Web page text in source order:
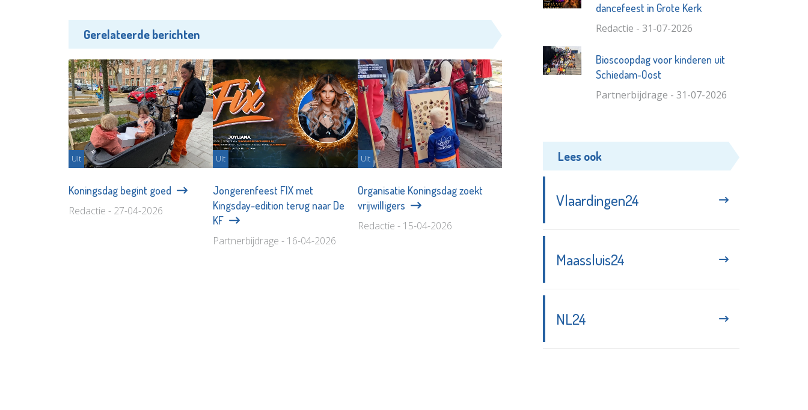
Gerelateerde berichten
Uit
Koningsdag begint goed
Redactie - 27-04-2026
Uit
Jongerenfeest FIX met
Kingsday-edition terug naar De
KF
Partnerbijdrage - 16-04-2026
Uit
Organisatie Koningsdag zoekt
vrijwilligers
Redactie - 15-04-2026
dancefeest in Grote Kerk
Redactie - 31-07-2026
Bioscoopdag voor kinderen uit
Schiedam-Oost
Partnerbijdrage - 31-07-2026
Lees ook
Vlaardingen24
Maassluis24
NL24